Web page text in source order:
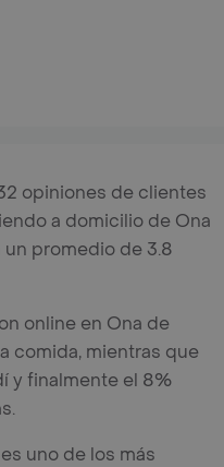
opiniones de clientes
a domicilio de Ona
promedio de 3.8
online en Ona de
comida, mientras que
y finalmente el 8%
uno de los más